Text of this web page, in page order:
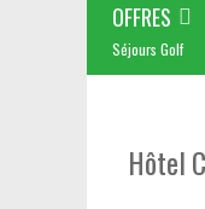
OFFRES
Séjours Golf
Hôtel